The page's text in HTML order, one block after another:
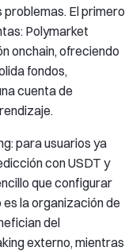
problemas. El primero
Polymarket
onchain, ofreciendo
fondos,
cuenta de
para usuarios ya
con USDT y
que configurar
la organización de
del
externo, mientras